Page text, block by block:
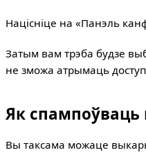
Націсніце на «Панэль
Затым вам трэба будзе
не зможа атрымаць доступ
Як спампоўваць
Вы таксама можаце